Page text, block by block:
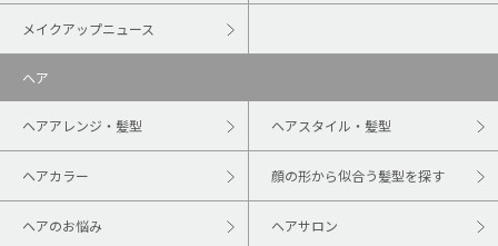
メイクアップニュース
ヘア
ヘアアレンジ・髪型 ヘアスタイル・髪型
ヘアカラー 顔の形から似合う髪型を探す
ヘアのお悩み ヘアサロン